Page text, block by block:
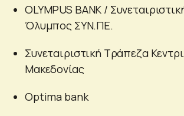
OLYMPUS BANK /
Όλυμπος ΣΥΝ.ΠΕ.
Συνεταιριστική Τράπεζα
Μακεδονίας
Optima bank